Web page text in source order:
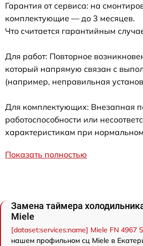
Гарантия от сервиса: на
комплектующие — до 3 месяцев.
Что считается гарантийным
Для работ: Повторное
который напрямую связан с
(например, неправильная
Для комплектующих: Внезапная
работоспособности или
характеристикам при
Показать полностью
Замена таймера
Miele
[dataset:services:name] Miele FN 4967
нашем профильном сц Miele в